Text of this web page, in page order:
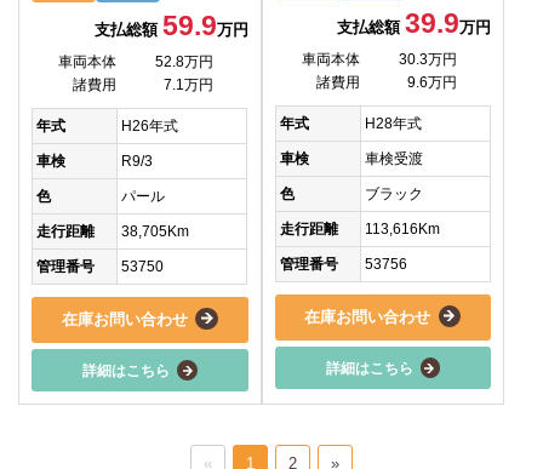
支払総額 59.9万円
車両本体
52.8万円
諸費用
7.1万円
年式 H26年式
車検 R9/3
色 パール
走行距離 38,705Km
管理番号 53750
在庫お問い合わせ
詳細はこちら
支払総額39.9万円
車両本体
30.3万円
諸費用
9.6万円
年式 H28年式
車検 車検受渡
色 ブラック
走行距離 113,616Km
管理番号 53756
在庫お問い合わせ
詳細はこちら
« 1 2 »